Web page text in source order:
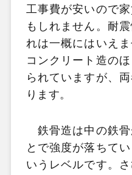
工事費が安いので
もしれません。耐
れは一概にはいえ
コンクリート造の
られていますが、
ります。
鉄骨造は中の鉄骨
とで強度が落ちて
いうレベルです。